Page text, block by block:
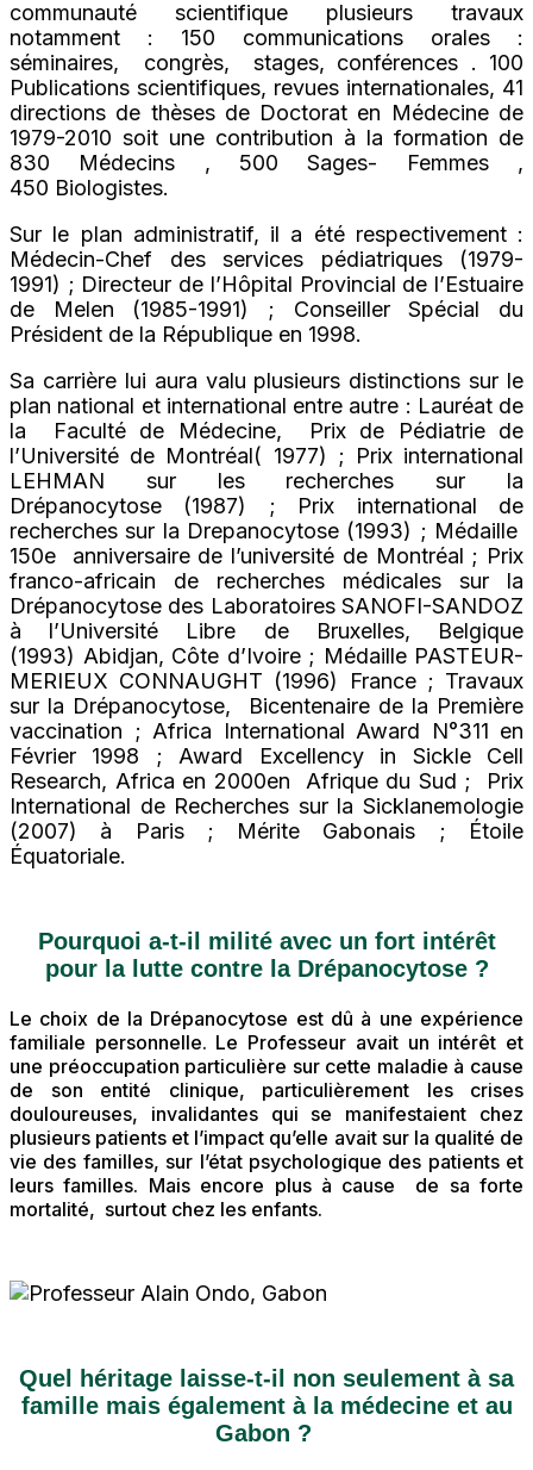
communauté scientifique plusieurs travaux
notamment : 150 communications orales :
séminaires, congrès, stages, conférences . 100
Publications scientifiques, revues internationales, 41
directions de thèses de Doctorat en Médecine de
1979-2010 soit une contribution à la formation de
830 Médecins , 500 Sages- Femmes ,
450 Biologistes.
Sur le plan administratif, il a été respectivement :
Médecin-Chef des services pédiatriques (1979-
1991) ; Directeur de l’Hôpital Provincial de l’Estuaire
de Melen (1985-1991) ; Conseiller Spécial du
Président de la République en 1998.
Sa carrière lui aura valu plusieurs distinctions sur le
plan national et international entre autre : Lauréat de
la Faculté de Médecine, Prix de Pédiatrie de
l’Université de Montréal( 1977) ; Prix international
LEHMAN sur les recherches sur la
Drépanocytose (1987) ; Prix international de
recherches sur la Drepanocytose (1993) ; Médaille
150e anniversaire de l’université de Montréal ; Prix
franco-africain de recherches médicales sur la
Drépanocytose des Laboratoires SANOFI-SANDOZ
à l’Université Libre de Bruxelles, Belgique
(1993) Abidjan, Côte d’Ivoire ; Médaille PASTEUR-
MERIEUX CONNAUGHT (1996) France ; Travaux
sur la Drépanocytose, Bicentenaire de la Première
vaccination ; Africa International Award N°311 en
Février 1998 ; Award Excellency in Sickle Cell
Research, Africa en 2000en Afrique du Sud ; Prix
International de Recherches sur la Sicklanemologie
(2007) à Paris ; Mérite Gabonais ; Étoile
Équatoriale.
Pourquoi a-t-il milité avec un fort intérêt
pour la lutte contre la Drépanocytose ?
Le choix de la Drépanocytose est dû à une expérience
familiale personnelle. Le Professeur avait un intérêt et
une préoccupation particulière sur cette maladie à cause
de son entité clinique, particulièrement les crises
douloureuses, invalidantes qui se manifestaient chez
plusieurs patients et l’impact qu’elle avait sur la qualité de
vie des familles, sur l’état psychologique des patients et
leurs familles. Mais encore plus à cause de sa forte
mortalité, surtout chez les enfants.
Quel héritage laisse-t-il non seulement à sa
famille mais également à la médecine et au
Gabon ?